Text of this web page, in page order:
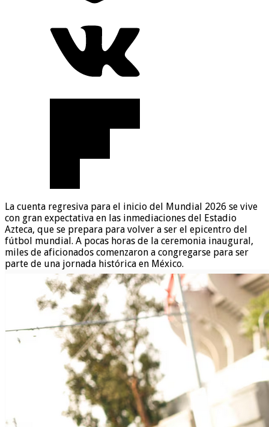
La cuenta regresiva para el inicio del Mundial 2026 se vive
con gran expectativa en las inmediaciones del Estadio
Azteca, que se prepara para volver a ser el epicentro del
fútbol mundial. A pocas horas de la ceremonia inaugural,
miles de aficionados comenzaron a congregarse para ser
parte de una jornada histórica en México.